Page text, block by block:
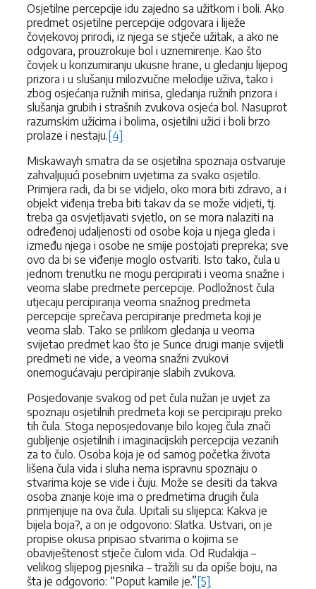
Osjetilne percepcije idu zajedno sa užitkom i boli. Ako
predmet osjetilne percepcije odgovara i liježe
čovjekovoj prirodi, iz njega se stječe užitak, a ako ne
odgovara, prouzrokuje bol i uznemirenje. Kao što
čovjek u konzumiranju ukusne hrane, u gledanju lijepog
prizora i u slušanju milozvučne melodije uživa, tako i
zbog osjećanja ružnih mirisa, gledanja ružnih prizora i
slušanja grubih i strašnih zvukova osjeća bol. Nasuprot
razumskim užicima i bolima, osjetilni užici i boli brzo
prolaze i nestaju.[4]
Miskawayh smatra da se osjetilna spoznaja ostvaruje
zahvaljujući posebnim uvjetima za svako osjetilo.
Primjera radi, da bi se vidjelo, oko mora biti zdravo, a i
objekt viđenja treba biti takav da se može vidjeti, tj.
treba ga osvjetljavati svjetlo, on se mora nalaziti na
određenoj udaljenosti od osobe koja u njega gleda i
između njega i osobe ne smije postojati prepreka; sve
ovo da bi se viđenje moglo ostvariti. Isto tako, čula u
jednom trenutku ne mogu percipirati i veoma snažne i
veoma slabe predmete percepcije. Podložnost čula
utjecaju percipiranja veoma snažnog predmeta
percepcije sprečava percipiranje predmeta koji je
veoma slab. Tako se prilikom gledanja u veoma
svijetao predmet kao što je Sunce drugi manje svijetli
predmeti ne vide, a veoma snažni zvukovi
onemogućavaju percipiranje slabih zvukova.
Posjedovanje svakog od pet čula nužan je uvjet za
spoznaju osjetilnih predmeta koji se percipiraju preko
tih čula. Stoga neposjedovanje bilo kojeg čula znači
gubljenje osjetilnih i imaginacijskih percepcija vezanih
za to čulo. Osoba koja je od samog početka života
lišena čula vida i sluha nema ispravnu spoznaju o
stvarima koje se vide i čuju. Može se desiti da takva
osoba znanje koje ima o predmetima drugih čula
primjenjuje na ova čula. Upitali su slijepca: Kakva je
bijela boja?, a on je odgovorio: Slatka. Ustvari, on je
propise okusa pripisao stvarima o kojima se
obaviještenost stječe čulom vida. Od Rudakija –
velikog slijepog pjesnika – tražili su da opiše boju, na
šta je odgovorio: “Poput kamile je.”[5]